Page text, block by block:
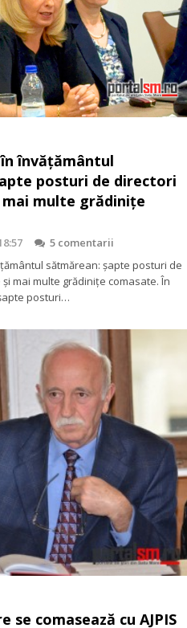
învățământul
posturi de directori
multe grădinițe
5 comentarii
sătmărean: șapte posturi de
mai multe grădinițe comasate. În
posturi…
se comasează cu AJPIS